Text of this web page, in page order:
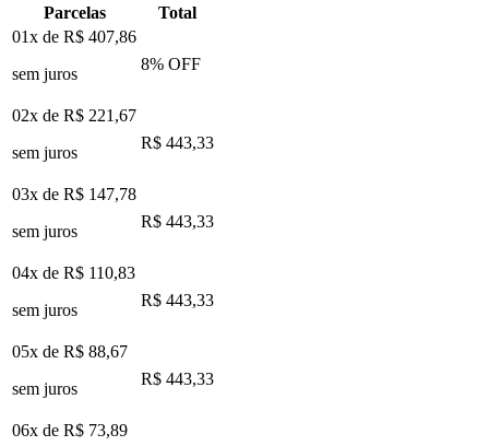
Parcelas
Total
01x de R$ 407,86
sem juros
8% OFF
02x de R$ 221,67
sem juros
R$ 443,33
03x de R$ 147,78
sem juros
R$ 443,33
04x de R$ 110,83
sem juros
R$ 443,33
05x de R$ 88,67
sem juros
R$ 443,33
06x de R$ 73,89